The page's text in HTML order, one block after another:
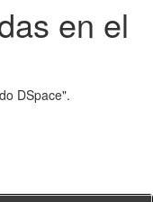
en el
DSpace".